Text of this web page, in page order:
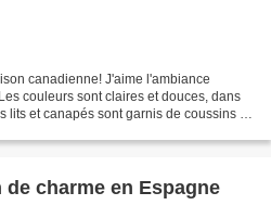
canadienne! J'aime l'ambiance
couleurs sont claires et douces, dans
et canapés sont garnis de coussins et
charme en Espagne